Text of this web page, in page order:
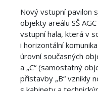
Nový vstupní pavilon
objekty areálu SŠ
vstupní hala, která v
i horizontální
úrovní současných
a „C“ (samostatný
přístavby „B“ vznikly